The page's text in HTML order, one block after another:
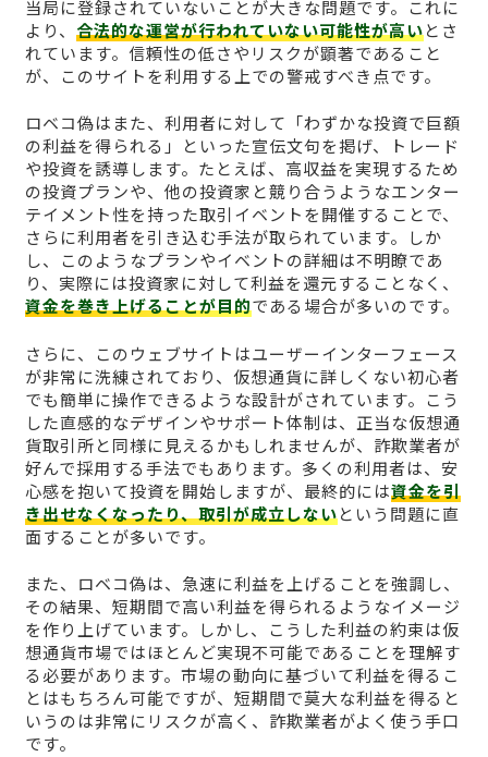
当局に登録されていないことが大きな問題です。これに
より、 合法的な運営が行われていない可能性が高いとさ
れています。信頼性の低さやリスクが顕著であること
が、このサイトを利用する上での警戒すべき点です。
ロベコ偽はまた、利用者に対して「わずかな投資で巨額
の利益を得られる」といった宣伝文句を掲げ、トレード
や投資を誘導します。たとえば、高収益を実現するため
の投資プランや、他の投資家と競り合うようなエンター
テイメント性を持った取引イベントを開催することで、
さらに利用者を引き込む手法が取られています。しか
し、このようなプランやイベントの詳細は不明瞭であ
り、実際には投資家に対して利益を還元することなく、
資金を巻き上げることが目的である場合が多いのです。
さらに、このウェブサイトはユーザーインターフェース
が非常に洗練されており、仮想通貨に詳しくない初心者
でも簡単に操作できるような設計がされています。こう
した直感的なデザインやサポート体制は、正当な仮想通
貨取引所と同様に見えるかもしれませんが、詐欺業者が
好んで採用する手法でもあります。多くの利用者は、安
心感を抱いて投資を開始しますが、最終的には資金を引
き出せなくなったり、取引が成立しないという問題に直
面することが多いです。
また、ロベコ偽は、急速に利益を上げることを強調し、
その結果、短期間で高い利益を得られるようなイメージ
を作り上げています。しかし、こうした利益の約束は仮
想通貨市場ではほとんど実現不可能であることを理解す
る必要があります。市場の動向に基づいて利益を得るこ
とはもちろん可能ですが、短期間で莫大な利益を得ると
いうのは非常にリスクが高く、詐欺業者がよく使う手口
です。